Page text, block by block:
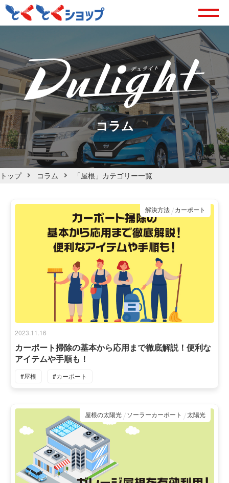
コラム
トップ コラム 「屋根」カテゴリー一覧
解決方法 カーポート
2023.11.16
カーポート掃除の基本から応用まで徹底解説！便利な
アイテムや手順も！
#屋根 #カーポート
屋根の太陽光 ソーラーカーポート 太陽光